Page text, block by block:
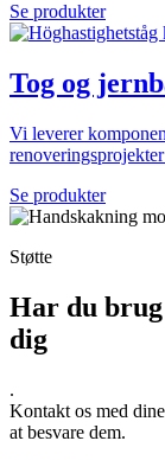
Se produkter
Tog og
Vi leverer
Se produkter
Støtte
Har du
dig
.
Kontakt os med
at besvare dem.